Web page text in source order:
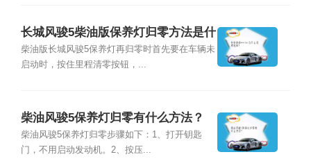
长城风骏5柴油版保养灯归零方法是什
么？
柴油版长城风骏5保养灯再归零时首先要在车辆未
启动时，按住里程清零按钮，...
柴油风骏5保养灯归零有什么方法？
柴油风骏5保养灯归零步骤如下：1、打开钥匙
门，不用启动发动机。2、按压...